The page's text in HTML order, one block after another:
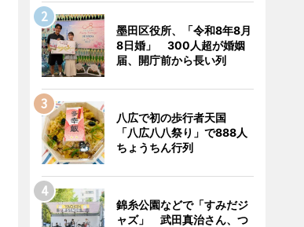
墨田区役所、「令和8年8月
8日婚」 300人超が婚姻
届、開庁前から長い列
八広で初の歩行者天国
「八広八八祭り」で888人
ちょうちん行列
錦糸公園などで「すみだジ
ャズ」 武田真治さん、つ